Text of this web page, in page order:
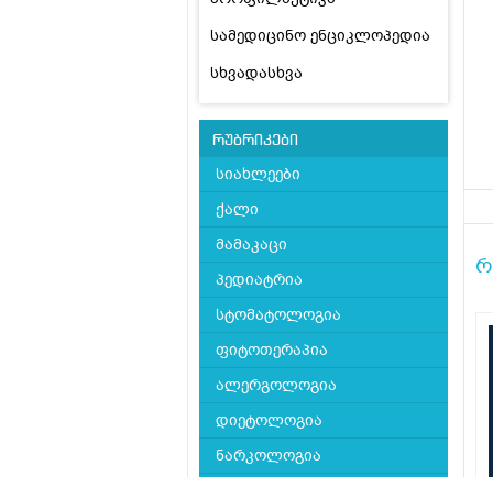
სამედიცინო ენციკლოპედია
სხვადასხვა
რუბრიკები
სიახლეები
ქალი
მამაკაცი
პედიატრია
სტომატოლოგია
ფიტოთერაპია
ალერგოლოგია
დიეტოლოგია
ნარკოლოგია